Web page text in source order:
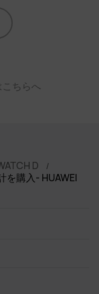
ちらへ
D
を購入- HUAWEI